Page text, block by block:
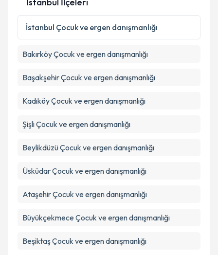
Kişisel verilerimin işlenmesine ilişkin
Metni'ni okudum ve kişisel verilerimin belirtilen
Takvim Talebini Gönder
İstanbul Çocuk ve ergen danışmanlığı
BakırköyÇocuk ve ergen danışmanlığı
BaşakşehirÇocuk ve ergen danışmanlığı
KadıköyÇocuk ve ergen danışmanlığı
ŞişliÇocuk ve ergen danışmanlığı
BeylikdüzüÇocuk ve ergen danışmanlığı
ÜsküdarÇocuk ve ergen danışmanlığı
AtaşehirÇocuk ve ergen danışmanlığı
Büyükçekmece Çocuk ve ergen danışmanlığı
BeşiktaşÇocuk ve ergen danışmanlığı